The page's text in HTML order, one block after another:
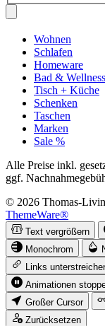
Wohnen
Schlafen
Homeware
Bad & Wellness
Tisch + Küche
Schenken
Taschen
Marken
Sale %
Alle Preise inkl.
ggf.
© 2026 Thomas-
ThemeWare®
Text vergrößern
Monochrom
Links
Animationen
Großer Cursor
Zurücksetzen